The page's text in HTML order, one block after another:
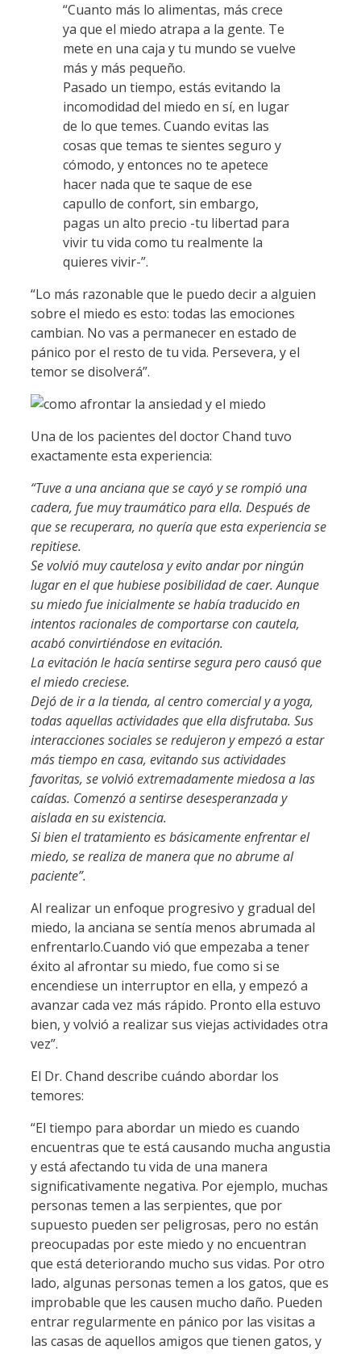
“Cuanto más lo alimentas, más crece
ya que el miedo atrapa a la gente. Te
mete en una caja y tu mundo se vuelve
más y más pequeño.
Pasado un tiempo, estás evitando la
incomodidad del miedo en sí, en lugar
de lo que temes. Cuando evitas las
cosas que temas te sientes seguro y
cómodo, y entonces no te apetece
hacer nada que te saque de ese
capullo de confort, sin embargo,
pagas un alto precio -tu libertad para
vivir tu vida como tu realmente la
quieres vivir-”.
“Lo más razonable que le puedo decir a alguien
sobre el miedo es esto: todas las emociones
cambian. No vas a permanecer en estado de
pánico por el resto de tu vida. Persevera, y el
temor se disolverá”.
Una de los pacientes del doctor Chand tuvo
exactamente esta experiencia:
“Tuve a una anciana que se cayó y se rompió una
cadera, fue muy traumático para ella. Después de
que se recuperara, no quería que esta experiencia se
repitiese.
Se volvió muy cautelosa y evito andar por ningún
lugar en el que hubiese posibilidad de caer. Aunque
su miedo fue inicialmente se había traducido en
intentos racionales de comportarse con cautela,
acabó convirtiéndose en evitación.
La evitación le hacía sentirse segura pero causó que
el miedo creciese.
Dejó de ir a la tienda, al centro comercial y a yoga,
todas aquellas actividades que ella disfrutaba. Sus
interacciones sociales se redujeron y empezó a estar
más tiempo en casa, evitando sus actividades
favoritas, se volvió extremadamente miedosa a las
caídas. Comenzó a sentirse desesperanzada y
aislada en su existencia.
Si bien el tratamiento es básicamente enfrentar el
miedo, se realiza de manera que no abrume al
paciente”.
Al realizar un enfoque progresivo y gradual del
miedo, la anciana se sentía menos abrumada al
enfrentarlo.Cuando vió que empezaba a tener
éxito al afrontar su miedo, fue como si se
encendiese un interruptor en ella, y empezó a
avanzar cada vez más rápido. Pronto ella estuvo
bien, y volvió a realizar sus viejas actividades otra
vez”.
El Dr. Chand describe cuándo abordar los
temores:
“El tiempo para abordar un miedo es cuando
encuentras que te está causando mucha angustia
y está afectando tu vida de una manera
significativamente negativa. Por ejemplo, muchas
personas temen a las serpientes, que por
supuesto pueden ser peligrosas, pero no están
preocupadas por este miedo y no encuentran
que está deteriorando mucho sus vidas. Por otro
lado, algunas personas temen a los gatos, que es
improbable que les causen mucho daño. Pueden
entrar regularmente en pánico por las visitas a
las casas de aquellos amigos que tienen gatos, y